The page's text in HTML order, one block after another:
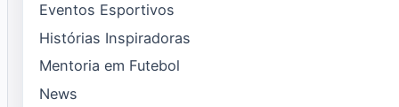
Eventos Esportivos
Histórias Inspiradoras
Mentoria em Futebol
News